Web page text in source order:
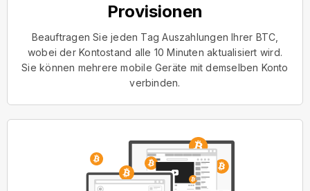
Provisionen
Beauftragen Sie jeden Tag Auszahlungen Ihrer BTC,
wobei der Kontostand alle 10 Minuten aktualisiert wird.
Sie können mehrere mobile Geräte mit demselben Konto
verbinden.